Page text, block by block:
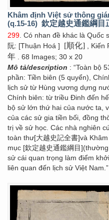
Khâm định Việt sử thông
(q.15-16) 欽定越史通鑑綱目
299. Có nhan đề khác là Quốc
阮: [Thuận Hoá ]
[順化] , Kiến
年 . 68 Images; 30 x 20
Mô tả/description : “Toàn bộ
phần: Tiền biên (5 quyển),
lịch sử từ Hùng vương dựng
Chính biên: từ triều Đinh đến
bộ sử lớn thứ hai của nước ta,
của các sử gia tiền bối, đồng
trị về sử học. Các nhà nghiên
toàn thư[大越史記全書]và
mục [欽定越史通鑑綱目
sử cái quan trọng làm điểm
liên quan đến lịch sử Việt Nam.”